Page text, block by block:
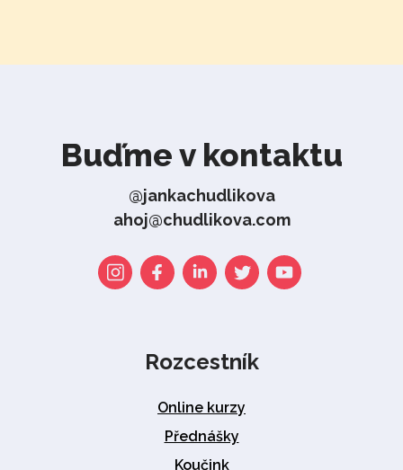
Buďme v kontaktu
@jankachudlikova
ahoj@chudlikova.com
Rozcestník
Online kurzy
Přednášky
Koučink